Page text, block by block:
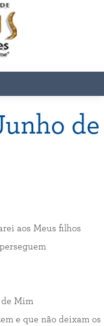
de
aos Meus filhos
Mim
e que não deixam os